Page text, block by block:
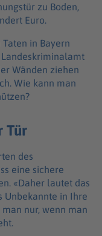
zu Boden,
Euro.
in Bayern
Wänden ziehen
Wie kann man
Tür
des
eine sichere
«Daher lautet das
Unbekannte in Ihre
nur, wenn man